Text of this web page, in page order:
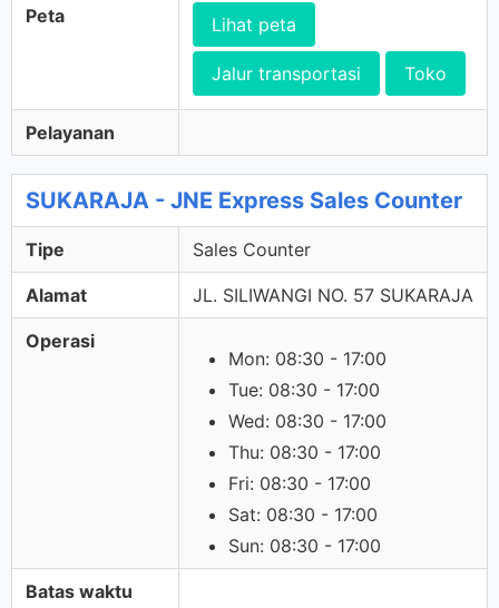
Peta Lihat peta
Jalur transportasi Toko
Pelayanan
SUKARAJA - JNE Express Sales Counter
Tipe Sales Counter
Alamat JL. SILIWANGI NO. 57 SUKARAJA
Operasi
Mon: 08:30 - 17:00
Tue: 08:30 - 17:00
Wed: 08:30 - 17:00
Thu: 08:30 - 17:00
Fri: 08:30 - 17:00
Sat: 08:30 - 17:00
Sun: 08:30 - 17:00
Batas waktu